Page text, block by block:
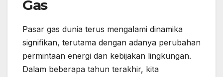
Gas
Pasar gas dunia terus mengalami dinamika
signifikan, terutama dengan adanya perubahan
permintaan energi dan kebijakan lingkungan.
Dalam beberapa tahun terakhir, kita